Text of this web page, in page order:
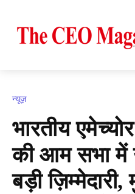
न्यूज़
भारतीय
की आम सभा में
बड़ी